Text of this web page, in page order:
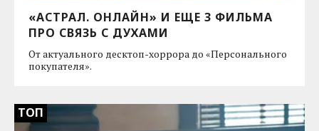
«АСТРАЛ. ОНЛАЙН» И ЕЩЕ 3 ФИЛЬМА
ПРО СВЯЗЬ С ДУХАМИ
От актуального десктоп-хоррора до «Персонального
покупателя».
ТОП